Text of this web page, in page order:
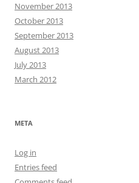
November 2013
October 2013
September 2013
August 2013
July 2013
March 2012
META
Log in
Entries feed